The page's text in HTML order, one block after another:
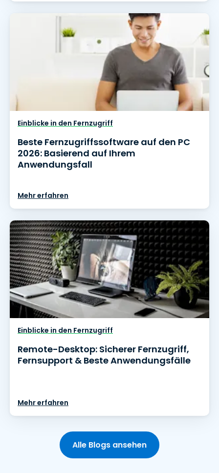
Einblicke in den Fernzugriff
Beste Fernzugriffssoftware auf den PC
2026: Basierend auf Ihrem
Anwendungsfall
Mehr erfahren
Einblicke in den Fernzugriff
Remote-Desktop: Sicherer Fernzugriff,
Fernsupport & Beste Anwendungsfälle
Mehr erfahren
Alle Blogs ansehen